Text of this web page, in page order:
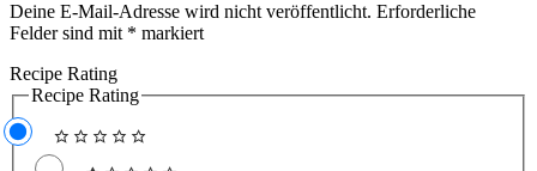
Deine E-Mail-Adresse wird nicht veröffentlicht. Erforderliche
Felder sind mit * markiert
Recipe Rating
Recipe Rating